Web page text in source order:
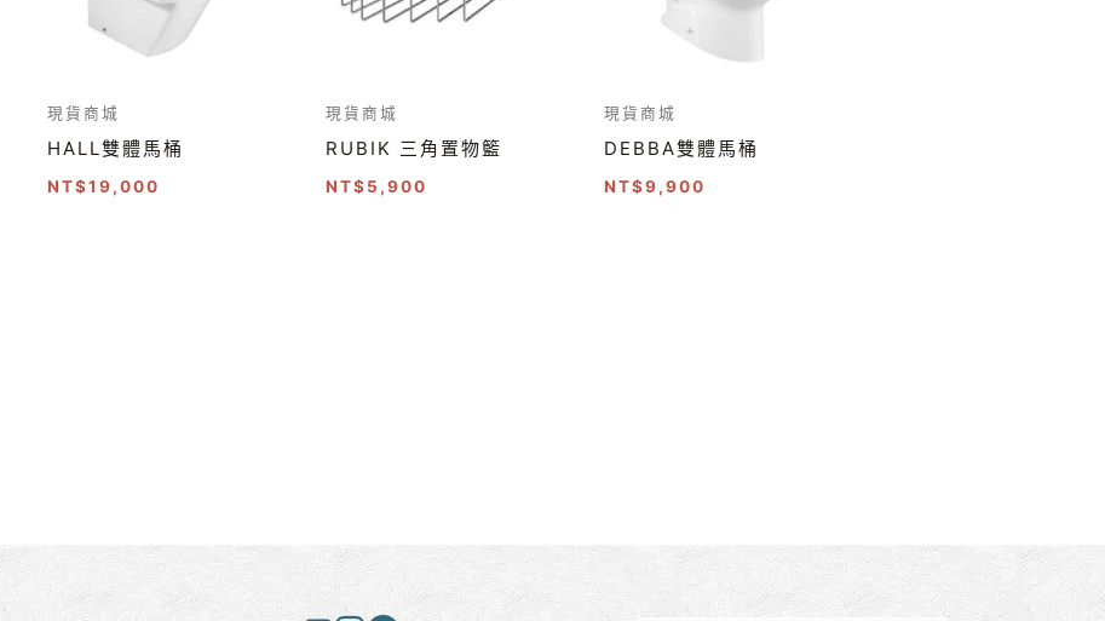
現貨商城
HALL雙體馬桶
NT$19,000
現貨商城
RUBIK 三角置物籃
NT$5,900
現貨商城
DEBBA雙體馬桶
NT$9,900